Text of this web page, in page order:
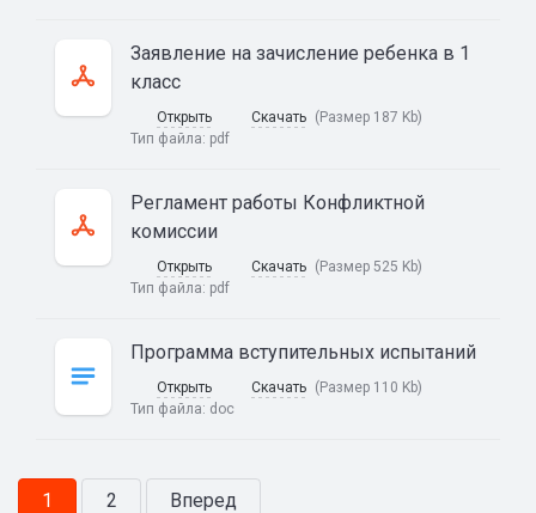
Заявление на зачисление ребенка в 1
класс
Открыть Скачать (Размер 187 Kb)
Тип файла: pdf
Регламент работы Конфликтной
комиссии
Открыть Скачать (Размер 525 Kb)
Тип файла: pdf
Программа вступительных испытаний
Открыть Скачать (Размер 110 Kb)
Тип файла: doc
1 2 Вперед